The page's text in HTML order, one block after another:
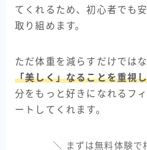
てくれるため、初心者でも
取り組めます。
ただ体重を減らすだけではな
「美しく」なることを重視
分をもっと好きになれるフ
ートしてくれます。
＼ まずは無料体験で